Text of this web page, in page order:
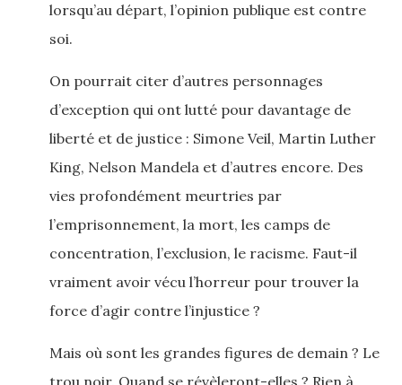
lorsqu’au départ, l’opinion publique est contre
soi.
On pourrait citer d’autres personnages
d’exception qui ont lutté pour davantage de
liberté et de justice : Simone Veil, Martin Luther
King, Nelson Mandela et d’autres encore. Des
vies profondément meurtries par
l’emprisonnement, la mort, les camps de
concentration, l’exclusion, le racisme. Faut-il
vraiment avoir vécu l’horreur pour trouver la
force d’agir contre l’injustice ?
Mais où sont les grandes figures de demain ? Le
trou noir. Quand se révèleront-elles ? Rien à